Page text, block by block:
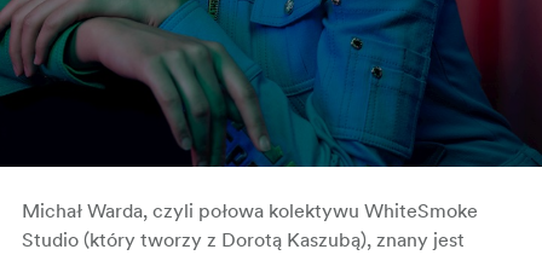
Michał Warda, czyli połowa kolektywu WhiteSmoke
Studio (który tworzy z Dorotą Kaszubą), znany jest